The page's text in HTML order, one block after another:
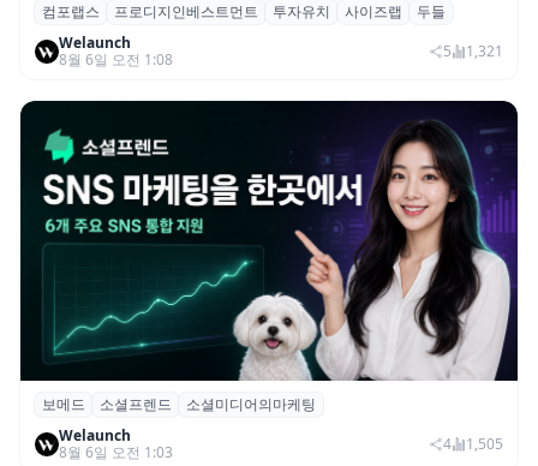
컴포랩스, 프로디지인베스트먼트로부터 시
드 투자 유치
컴포랩스 프로디지인베스트먼트 투자유치 사이즈랩
두들
Welaunch
8월 6일 오전 1:08
5 1,321
보메드 ‘소셜프렌드’, 유튜브·인스타 등 6개
SNS 마케팅 통합 지원
보메드 소셜프렌드
소셜미디어의마케팅
Welaunch
8월 6일 오전 1:03
4 1,505